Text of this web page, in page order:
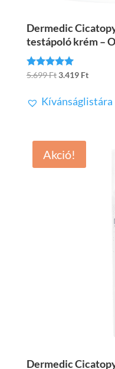
Dermedic
testápoló krém –
Értékelés:
5.699FtOriginal
was:
3.419 FtCurrent
is:
Kívánságlistára
Akció!
Dermedic